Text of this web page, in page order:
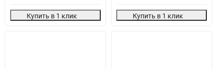
Купить в 1 клик Купить в 1 клик